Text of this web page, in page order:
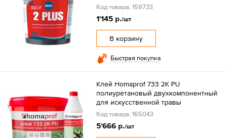
Код товара: 159733
1'145 р./шт
В корзину
Быстрая покупка
Клей Homaprof 733 2K PU
полиуретановый двухкомпонентный
для искусственной травы
Код товара: 165043
5'666 р./шт